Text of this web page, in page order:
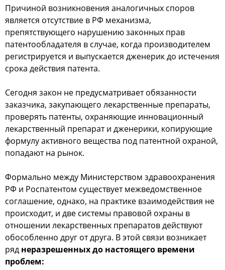
Причиной возникновения аналогичных споров
является отсутствие в РФ механизма,
препятствующего нарушению законных прав
патентообладателя в случае, когда производителем
регистрируется и выпускается дженерик до истечения
срока действия патента.
Сегодня закон не предусматривает обязанности
заказчика, закупающего лекарственные препараты,
проверять патенты, охраняющие инновационный
лекарственный препарат и дженерики, копирующие
формулу активного вещества под патентной охраной,
попадают на рынок.
Формально между Министерством здравоохранения
РФ и Роспатентом существует межведомственное
соглашение, однако, на практике взаимодействия не
происходит, и две системы правовой охраны в
отношении лекарственных препаратов действуют
обособленно друг от друга. В этой связи возникает
ряд неразрешенных до настоящего времени
проблем: